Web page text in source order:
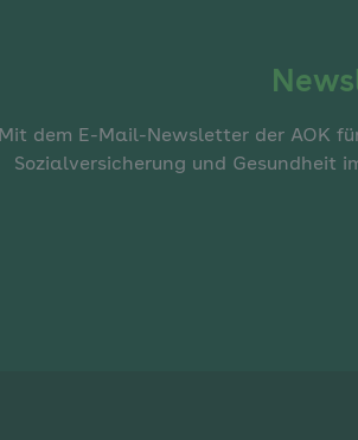
Mit dem E-Mail-Newsletter der AOK
Sozialversicherung und Gesundheit